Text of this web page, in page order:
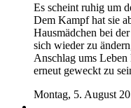
Es scheint ruhig um
Dem Kampf hat sie
Hausmädchen bei
sich wieder zu
Anschlag ums
erneut geweckt zu
Montag, 5. August